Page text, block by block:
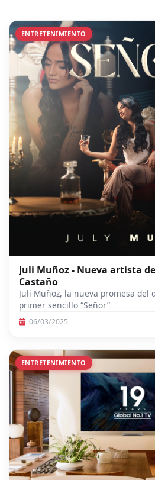
ENTRETENIMIENTO
Juli Muñoz - Nueva artista
Castaño
Juli Muñoz, la nueva promesa del
primer sencillo “Señor”
06/03/2025
ENTRETENIMIENTO